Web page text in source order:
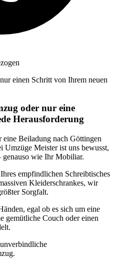
einen Schritt von Ihrem neuen
oder nur eine
Herausforderung
Beiladung nach Göttingen
Umzüge Meister ist uns bewusst,
wie Ihr Mobiliar.
empfindlichen Schreibtisches
Kleiderschrankes, wir
Sorgfalt.
egal ob es sich um eine
gemütliche Couch oder einen